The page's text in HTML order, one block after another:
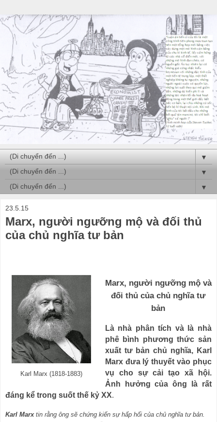
▼
▼
▼
23.5.15
Marx, người ngưỡng mộ và đối thủ
của chủ nghĩa tư bản
Karl Marx (1818-1883)
Marx, người ngưỡng mộ và
đối thủ của chủ nghĩa tư
bản
Là nhà phân tích và là nhà
phê bình phương thức sản
xuất tư bản chủ nghĩa, Karl
Marx đưa lý thuyết vào phục
vụ cho sự cải tạo xã hội.
Ảnh hưởng của ông là rất
đáng kể trong suốt thế kỷ XX.
Karl Marxtin rằng ông sẽ chứng kiến sự hấp hối của chủ nghĩa tư bản.